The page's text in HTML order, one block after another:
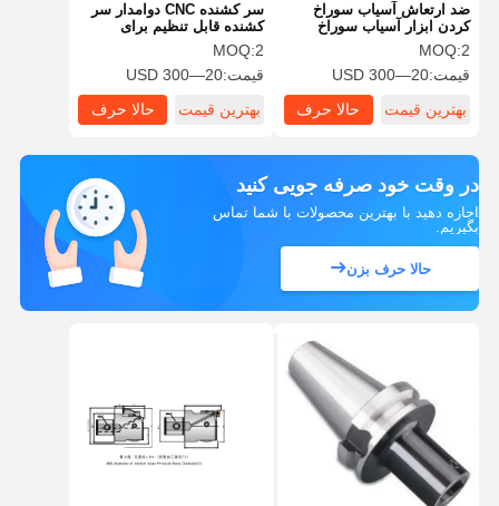
سر کشنده CNC دوامدار سر
کشنده قابل تنظیم برای
کاربردهای صنعتی
MOQ:2
قیمت:20—300 USD
بهترین قیمت
حالا حرف
ضد ارتعاش آسیاب سوراخ
کردن ابزار آسیاب سوراخ
کردن نوار راست شاخه دقت
بالا
MOQ:2
قیمت:20—300 USD
بهترین قیمت
حالا حرف
در وقت خود صرفه جویی کنید
اجازه دهید با بهترین محصولات با شما تماس
بگیریم.
حالا حرف بزن